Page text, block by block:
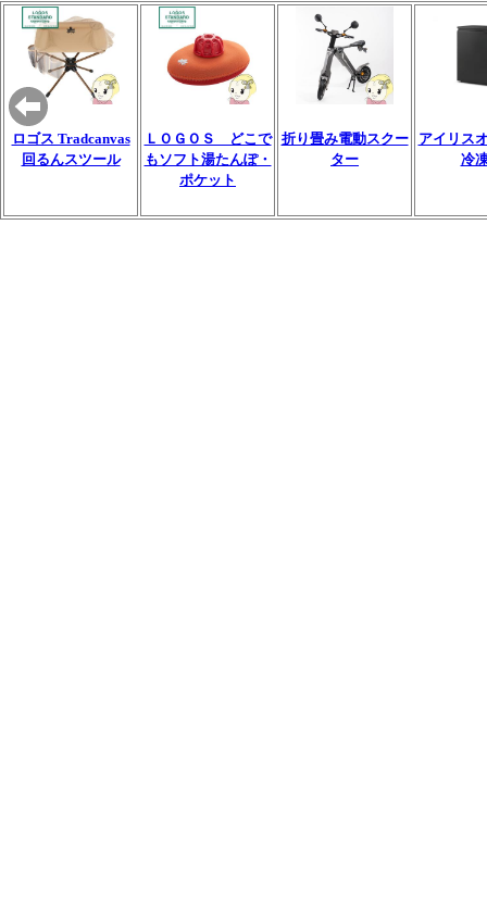
ロゴス Tradcanvas
回るんスツール
ＬＯＧＯＳ どこで
もソフト湯たんぽ・
ポケット
折り畳み電動スクー
ター
アイリス
冷